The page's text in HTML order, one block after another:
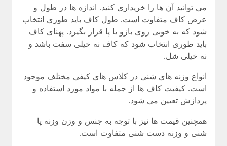
می توانید آن ها را خریداری کنید. اندازه ها در طول و
عرض کاف متفاوت است. طول کاف باید طوری انتخاب
شود که به خوبی روی بازو یا پا قرار بگیرد. پهنای کاف
باید طوری انتخاب شود که کاف نه خیلی سفت باشد و
نه خیلی شل.
انواع وزنه هاي شنى در کلاس های کیفی مختلف موجود
است. کیفیت کاف ها از جمله با مواد مورد استفاده و
پردازش تعیین می شود.
همچنین قیمت ها نیز با توجه به جنس و وزن وزنه پا
شنی و وزنه دست شنی متفاوت است.